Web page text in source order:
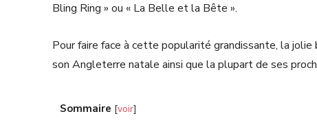
Bling Ring » ou « La Belle et la Bête ».
Pour faire face à cette popularité grandissante, la
son Angleterre natale ainsi que la plupart de ses
Sommaire [voir]